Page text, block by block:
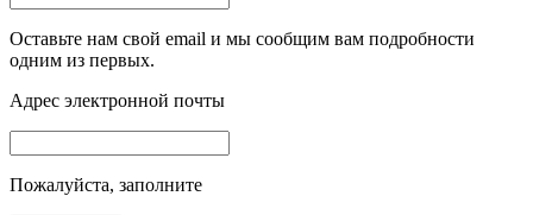
Оставьте нам свой email и мы сообщим вам подробности
одним из первых.
Адрес электронной почты
Пожалуйста, заполните